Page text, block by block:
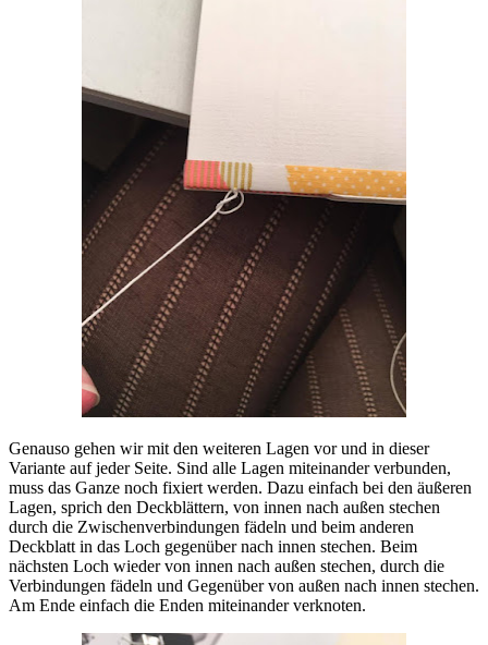
Genauso gehen wir mit den weiteren Lagen vor und in dieser
Variante auf jeder Seite. Sind alle Lagen miteinander verbunden,
muss das Ganze noch fixiert werden. Dazu einfach bei den äußeren
Lagen, sprich den Deckblättern, von innen nach außen stechen
durch die Zwischenverbindungen fädeln und beim anderen
Deckblatt in das Loch gegenüber nach innen stechen. Beim
nächsten Loch wieder von innen nach außen stechen, durch die
Verbindungen fädeln und Gegenüber von außen nach innen stechen.
Am Ende einfach die Enden miteinander verknoten.